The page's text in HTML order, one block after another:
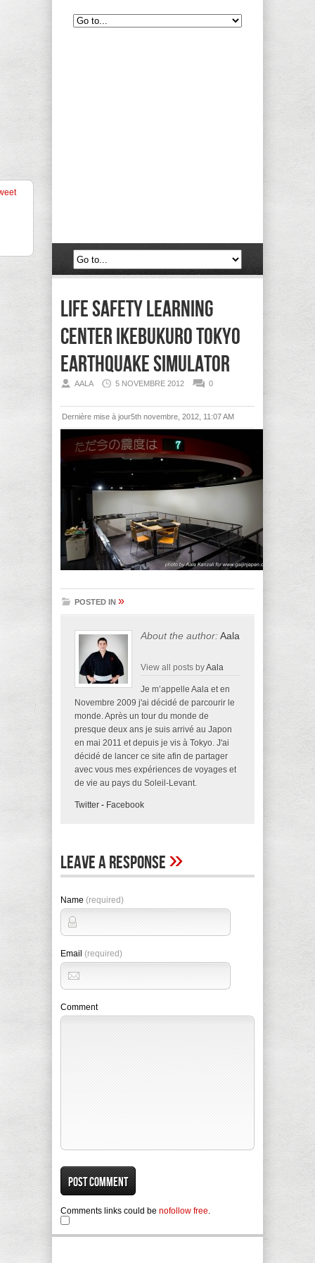
life safety learning
center ikebukuro tokyo
earthquake simulator
AALA 5 NOVEMBRE 2012 0
Dernière mise à jour5th novembre, 2012, 11:07 AM
POSTED IN »
About the author:Aala
View all posts byAala
Je m’appelle Aala et en
Novembre 2009 j'ai décidé de parcourir le
monde. Après un tour du monde de
presque deux ans je suis arrivé au Japon
en mai 2011 et depuis je vis à Tokyo. J'ai
décidé de lancer ce site afin de partager
avec vous mes expériences de voyages et
de vie au pays du Soleil-Levant.
Twitter - Facebook
Leave A Response»
Name (required)
Email (required)
Comment
Comments links could be nofollow free.